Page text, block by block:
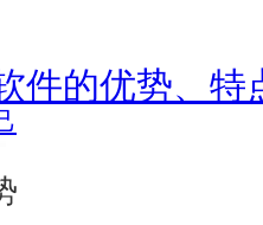
件的优势、特